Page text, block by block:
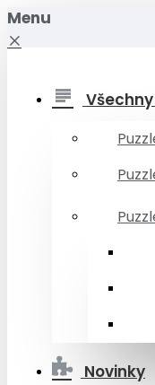
Menu
Novinky